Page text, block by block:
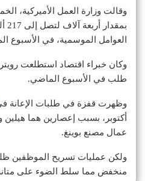
وقالت وزارة العمل الأميركية،
العوامل الموسمية، في الأسبوع
طلب في الأسبوع الماضي.
وظهرت قفزة في طلبات الإعانة
أكتوبر، بسبب إعصارين هما
عمال مصنع بوينغ.
ولكن عمليات تسريح الموظفين
منخفض مما سلط الضوء على